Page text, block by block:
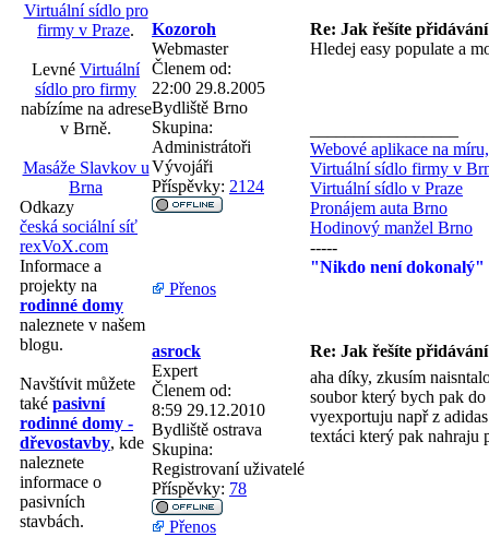
Virtuální sídlo pro
firmy v Praze.
Levné Virtuální
sídlo pro firmy
nabízíme na adrese
v Brně.
Masáže Slavkov u
Brna
Odkazy
česká sociální síť
rexVoX.com
Informace a
projekty na
rodinné domy
naleznete v našem
blogu.
Navštívit můžete
také pasivní
rodinné domy -
dřevostavby, kde
naleznete
informace o
pasivních
stavbách.
Kozoroh
Re: Jak řešíte
Webmaster
Členem od:
22:00 29.8.2005
Bydliště Brno
Skupina:
Administrátoři
Vývojáři
Příspěvky: 2124
Hledej easy populate a
Webové aplikace na
Virtuální sídlo firmy v
Virtuální sídlo v Praze
Pronájem auta Brno
Hodinový manžel Brno
-----
"Nikdo není dokonalý"
Přenos
asrock
Re: Jak řešíte
Expert
Členem od:
8:59 29.12.2010
Bydliště ostrava
Skupina:
Registrovaní uživatelé
Příspěvky: 78
aha díky, zkusím
soubor který bych pak
vyexportuju např z
textáci který pak nahraju
Přenos